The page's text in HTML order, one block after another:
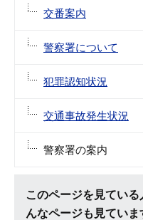
交番案内
警察署について
犯罪認知状況
交通事故発生状況
警察署の案内
このページを見ている
んなページも見ていま